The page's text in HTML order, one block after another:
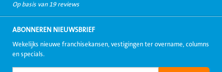
Op basis van 19 reviews
ABONNEREN NIEUWSBRIEF
Wekelijks nieuwe franchisekansen, vestigingen ter overname, columns
en specials.